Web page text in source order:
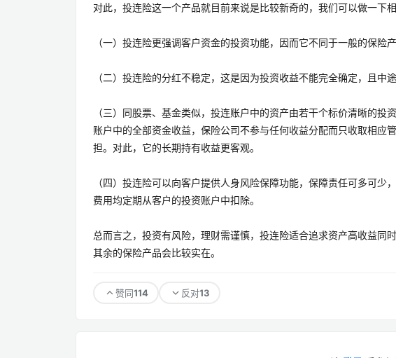
对此，投连险这一个产品就目前来说是比较新奇的，我们可以做一下相
（一）投连险更强调客户资金的投资功能，因而它不同于一般的保险产
（二）投连险的分红不稳定，这是因为投资收益不能完全确定，且中途
（三）同股票、基金类似，投连账户中的资产由若干个标价清晰的
账户中的全部资金收益，保险公司不参与任何收益分配而只收取相应
担。对此，它的长期持有收益更客观。
（四）投连险可以向客户提供人身风险保障功能，保障责任可多可
费用均定期从客户的投资账户中扣除。
总而言之，投资有风险，理财需谨慎，投连险适合追求资产高收益同
其余的保险产品会比较实在。
赞同114 反对13